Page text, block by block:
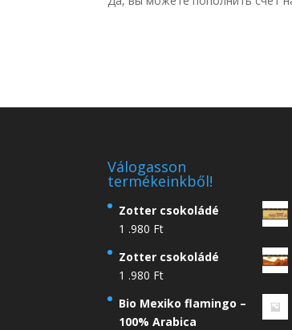
Válogasson
termékeinkből!
Zotter csokoládé
1 .980 Ft
Zotter csokoládé
1 .980 Ft
Bio Mexiko flamingo –
100% Arabica